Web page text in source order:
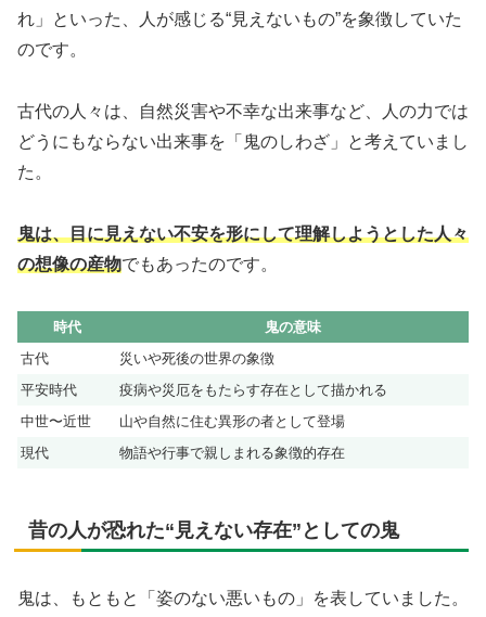
れ」といった、人が感じる“見えないもの”を象徴していた
のです。
古代の人々は、自然災害や不幸な出来事など、人の力では
どうにもならない出来事を「鬼のしわざ」と考えていまし
た。
鬼は、目に見えない不安を形にして理解しようとした人々
の想像の産物でもあったのです。
時代
鬼の意味
古代
災いや死後の世界の象徴
平安時代
疫病や災厄をもたらす存在として描かれる
中世〜近世
山や自然に住む異形の者として登場
現代
物語や行事で親しまれる象徴的存在
昔の人が恐れた“見えない存在”としての鬼
鬼は、もともと「姿のない悪いもの」を表していました。